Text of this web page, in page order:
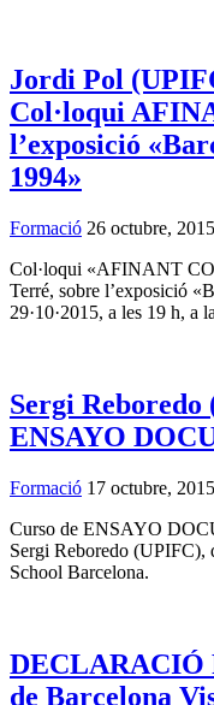
Jordi Pol
Col·loqui
l’exposició
1994»
Formació 26 octubre, 2015
Col·loqui «AFINANT
Terré, sobre l’exposició
29·10·2015, a les 19 h, a
Sergi
ENSAYO
Formació 17 octubre, 2015
Curso de ENSAYO
Sergi Reboredo (UPIFC),
School Barcelona.
DECLARACIÓ
de Barcelona